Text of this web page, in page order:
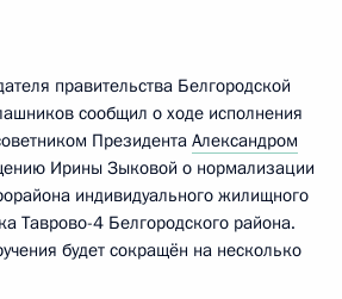
правительства Белгородской
сообщил о ходе исполнения
Президента Александром
Ирины Зыковой о нормализации
индивидуального жилищного
Таврово-4 Белгородского района.
будет сокращён на несколько